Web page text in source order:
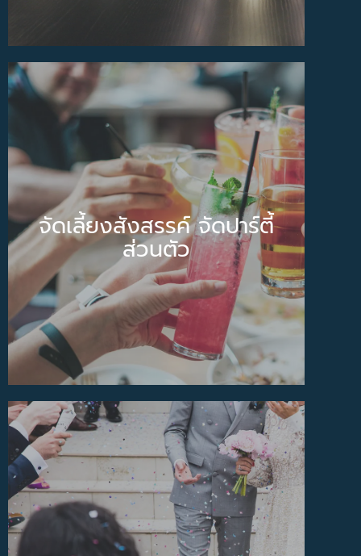
จัดเลี้ยงสังสรรค์ จัดปาร์ตี้
ส่วนตัว
จัดเลี้ยงสังสรรค์ จัดปาร์ตี้
ส่วนตัว
ไม่ว่าจะเป็นงานเลี้ยงวันเกิด งานเลี้ยงบริษัท
หรืองานเลี้ยงในโอกาสอื่นๆ เรามีสถานที่
พร้อมให้บริการในหลากหลายสไตล์
สามารถออกแบบให้ตรงกับความต้องการ
ของคุณได้
รายละเอียด
สถานที่จัดงานแต่งงาน
หากคุณกำลังมองหาสถานที่จัดงานแต่งงาน
จัดงานเลี้ยง และงานหมั้น เราพร้อมนำเสนอ